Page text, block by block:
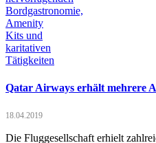
Qatar Airways erhält mehrere
18.04.2019
Die Fluggesellschaft erhielt